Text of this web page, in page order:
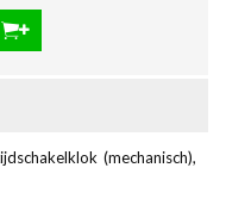
(mechanisch),